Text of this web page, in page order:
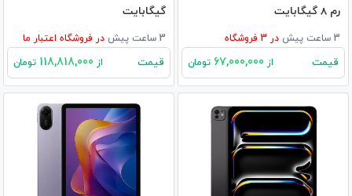
رم 8 گیگابایت
3 ساعت پیش در فروشگاه
قیمت از تومان
گیگابایت
3 ساعت پیش در فروشگاه اعتبار ما
قیمت از تومان